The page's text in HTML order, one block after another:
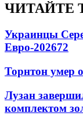
ЧИТАЙТЕ
Украинцы
Евро-202672
Торнтон умер
Лузан
комплектом